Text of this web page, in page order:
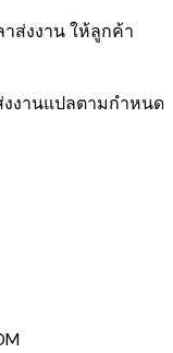
าส่งงาน ให้ลูกค้า
งงานแปลตามกำหนด